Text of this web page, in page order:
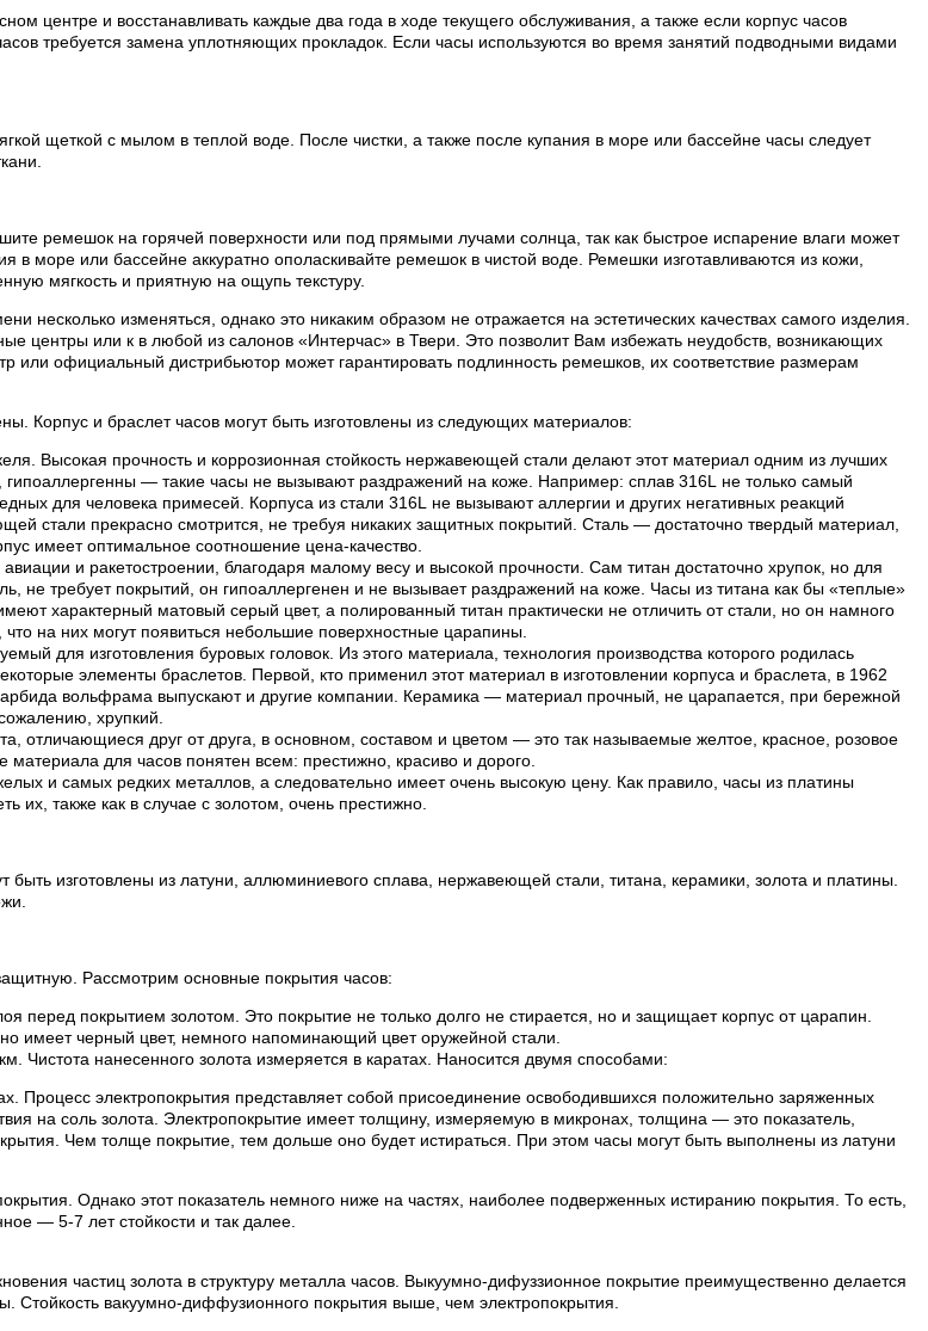
центре и восстанавливать каждые два года в ходе текущего обслуживания, а также если корпус часов
требуется замена уплотняющих прокладок. Если часы используются во время занятий подводными видами
щеткой с мылом в теплой воде. После чистки, а также после купания в море или бассейне часы следует
ремешок на горячей поверхности или под прямыми лучами солнца, так как быстрое испарение влаги может
море или бассейне аккуратно ополаскивайте ремешок в чистой воде. Ремешки изготавливаются из кожи,
мягкость и приятную на ощупь текстуру.
изменяться, однако это никаким образом не отражается на эстетических качествах самого изделия.
центры или к в любой из салонов «Интерчас» в Твери. Это позволит Вам избежать неудобств, возникающих
или официальный дистрибьютор может гарантировать подлинность ремешков, их соответствие размерам
Корпус и браслет часов могут быть изготовлены из следующих материалов:
Высокая прочность и коррозионная стойкость нержавеющей стали делают этот материал одним из лучших
— такие часы не вызывают раздражений на коже. Например: сплав 316L не только самый
для человека примесей. Корпуса из стали 316L не вызывают аллергии и других негативных реакций
стали прекрасно смотрится, не требуя никаких защитных покрытий. Сталь — достаточно твердый материал,
имеет оптимальное соотношение цена-качество.
и ракетостроении, благодаря малому весу и высокой прочности. Сам титан достаточно хрупок, но для
не требует покрытий, он гипоаллергенен и не вызывает раздражений на коже. Часы из титана как бы «теплые»
характерный матовый серый цвет, а полированный титан практически не отличить от стали, но он намного
на них могут появиться небольшие поверхностные царапины.
для изготовления буровых головок. Из этого материала, технология производства которого родилась
элементы браслетов. Первой, кто применил этот материал в изготовлении корпуса и браслета, в 1962
вольфрама выпускают и другие компании. Керамика — материал прочный, не царапается, при бережной
хрупкий.
отличающиеся друг от друга, в основном, составом и цветом — это так называемые желтое, красное, розовое
материала для часов понятен всем: престижно, красиво и дорого.
и самых редких металлов, а следовательно имеет очень высокую цену. Как правило, часы из платины
также как в случае с золотом, очень престижно.
изготовлены из латуни, аллюминиевого сплава, нержавеющей стали, титана, керамики, золота и платины.
Рассмотрим основные покрытия часов:
перед покрытием золотом. Это покрытие не только долго не стирается, но и защищает корпус от царапин.
имеет черный цвет, немного напоминающий цвет оружейной стали.
нанесенного золота измеряется в каратах. Наносится двумя способами:
Процесс электропокрытия представляет собой присоединение освободившихся положительно заряженных
на соль золота. Электропокрытие имеет толщину, измеряемую в микронах, толщина — это показатель,
Чем толще покрытие, тем дольше оно будет истираться. При этом часы могут быть выполнены из латуни
Однако этот показатель немного ниже на частях, наиболее подверженных истиранию покрытия. То есть,
— 5-7 лет стойкости и так далее.
частиц золота в структуру металла часов. Выкуумно-дифуззионное покрытие преимущественно делается
вакуумно-диффузионного покрытия выше, чем электропокрытия.